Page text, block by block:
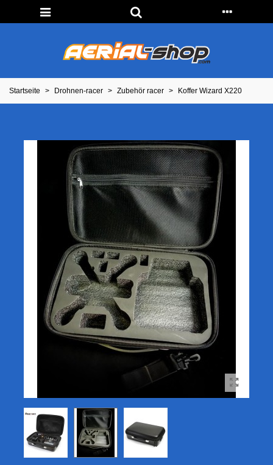
Startseite > Drohnen-racer > Zubehör racer > Koffer Wizard X220